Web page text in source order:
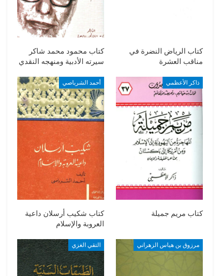
كتاب الرياض النضرة في
مناقب العشرة
كتاب محمود محمد شاكر
سيرته الأدبية ومنهجه النقدي
ذاكر الأعظمي
كتاب مريم جميلة
أحمد الشرباصي
كتاب شكيب أرسلان داعية
العروبة والإسلام
مرزوق بن هياس الزهراني التقي الغزي